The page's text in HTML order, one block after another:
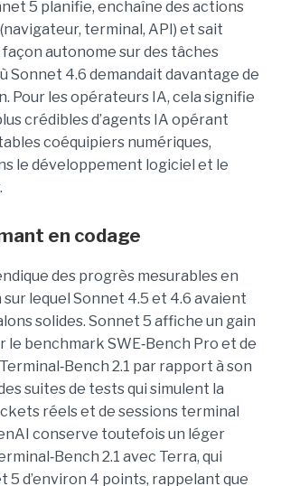
5 planifie, enchaîne des actions
terminal, API) et sait
autonome sur des tâches
Sonnet 4.6 demandait davantage de
Pour les opérateurs IA, cela signifie
crédibles d’agents IA opérant
coéquipiers numériques,
le développement logiciel et le
en codage
des progrès mesurables en
lequel Sonnet 4.5 et 4.6 avaient
solides. Sonnet 5 affiche un gain
le benchmark SWE‑Bench Pro et de
‑Bench 2.1 par rapport à son
suites de tests qui simulent la
réels et de sessions terminal
conserve toutefois un léger
‑Bench 2.1 avec Terra, qui
5 d’environ 4 points, rappelant que